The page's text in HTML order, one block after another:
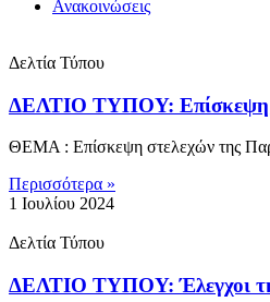
Ανακοινώσεις
Δελτία Τύπου
ΔΕΛΤΙΟ ΤΥΠΟΥ: Επίσκεψη
ΘΕΜΑ : Επίσκεψη στελεχών της
Περισσότερα »
1 Ιουλίου 2024
Δελτία Τύπου
ΔΕΛΤΙΟ ΤΥΠΟΥ: Έλεγχοι της